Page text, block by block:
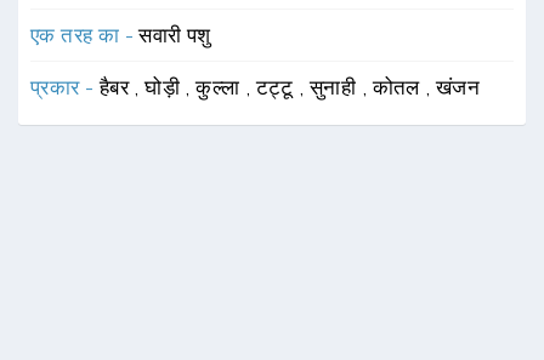
एक तरह का -सवारी पशु
प्रकार -हैबर ,घोड़ी ,कुल्ला ,टट्टू ,सुनाही ,कोतल ,खंजन